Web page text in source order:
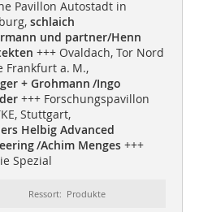
Pavillon Autostadt in
schlaich
und partner/Henn
+++ Ovaldach, Tor Nord
Frankfurt a. M.,
+ Grohmann /Ingo
+++ Forschungspavillon
Stuttgart,
Helbig Advanced
/Achim Menges+++
Spezial
Ressort: Produkte